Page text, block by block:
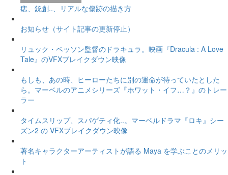
痣、銃創..、リアルな傷跡の描き方
お知らせ（サイト記事の更新停止）
リュック・ベッソン監督のドラキュラ。映画『Dracula : A Love
Tale』のVFXブレイクダウン映像
もしも、あの時、ヒーローたちに別の運命が待っていたとした
ら。マーベルのアニメシリーズ『ホワット・イフ…？』のトレー
ラー
タイムスリップ、スパゲティ化..。マーベルドラマ『ロキ』シー
ズン2 の VFXブレイクダウン映像
著名キャラクターアーティストが語る Maya を学ぶことのメリッ
ト